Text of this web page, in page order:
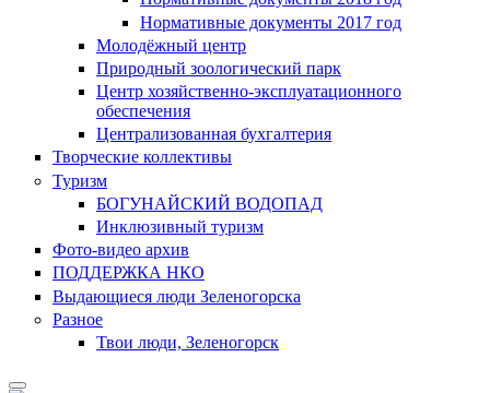
Нормативные документы 2017 год
Молодёжный центр
Природный зоологический парк
Центр хозяйственно-эксплуатационного
обеспечения
Централизованная бухгалтерия
Творческие коллективы
Туризм
БОГУНАЙСКИЙ ВОДОПАД
Инклюзивный туризм
Фото-видео архив
ПОДДЕРЖКА НКО
Выдающиеся люди Зеленогорска
Разное
Твои люди, Зеленогорск